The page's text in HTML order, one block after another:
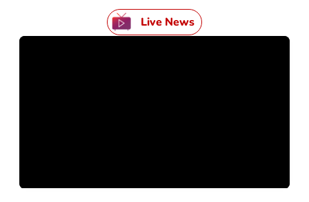
Live News